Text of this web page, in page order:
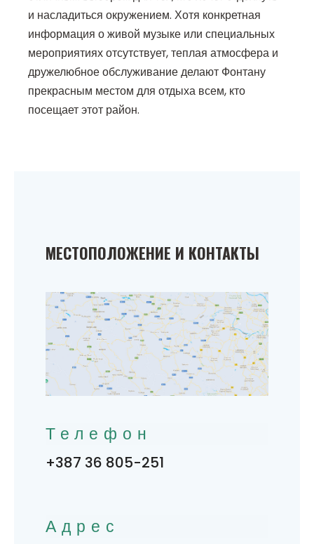
и насладиться окружением. Хотя конкретная
информация о живой музыке или специальных
мероприятиях отсутствует, теплая атмосфера и
дружелюбное обслуживание делают Фонтану
прекрасным местом для отдыха всем, кто
посещает этот район.
МЕСТОПОЛОЖЕНИЕ И КОНТАКТЫ
Телефон
+387 36 805-251
Адрес